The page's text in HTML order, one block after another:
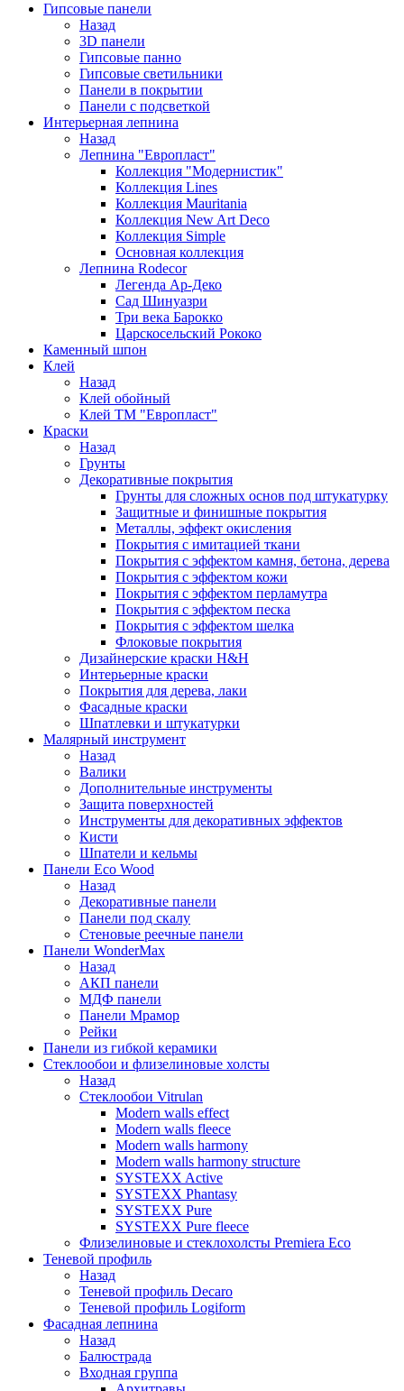
Гипсовые панели
Назад
3D панели
Гипсовые панно
Гипсовые светильники
Панели в покрытии
Панели с подсветкой
Интерьерная лепнина
Назад
Лепнина "Европласт"
Коллекция "Модернистик"
Коллекция Lines
Коллекция Mauritania
Коллекция New Art Deco
Коллекция Simple
Основная коллекция
Лепнина Rodecor
Легенда Ар-Деко
Сад Шинуазри
Три века Барокко
Царскосельский Рококо
Каменный шпон
Клей
Назад
Клей обойный
Клей ТМ "Европласт"
Краски
Назад
Грунты
Декоративные покрытия
Грунты для сложных основ под штукатурку
Защитные и финишные покрытия
Металлы, эффект окисления
Покрытия с имитацией ткани
Покрытия с эффектом камня, бетона, дерева
Покрытия с эффектом кожи
Покрытия с эффектом перламутра
Покрытия с эффектом песка
Покрытия с эффектом шелка
Флоковые покрытия
Дизайнерские краски H&H
Интерьерные краски
Покрытия для дерева, лаки
Фасадные краски
Шпатлевки и штукатурки
Малярный инструмент
Назад
Валики
Дополнительные инструменты
Защита поверхностей
Инструменты для декоративных эффектов
Кисти
Шпатели и кельмы
Панели Eco Wood
Назад
Декоративные панели
Панели под скалу
Стеновые реечные панели
Панели WonderMax
Назад
АКП панели
МДФ панели
Панели Мрамор
Рейки
Панели из гибкой керамики
Стеклообои и флизелиновые холсты
Назад
Стеклообои Vitrulan
Modern walls effect
Modern walls fleece
Modern walls harmony
Modern walls harmony structure
SYSTEXX Active
SYSTEXX Phantasy
SYSTEXX Pure
SYSTEXX Pure fleece
Флизелиновые и стеклохолсты Premiera Eco
Теневой профиль
Назад
Теневой профиль Decaro
Теневой профиль Logiform
Фасадная лепнина
Назад
Балюстрада
Входная группа